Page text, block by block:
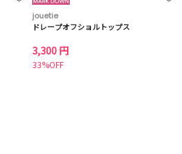
jouetie
ドレープオフショルトップス
3,300 円
33%OFF